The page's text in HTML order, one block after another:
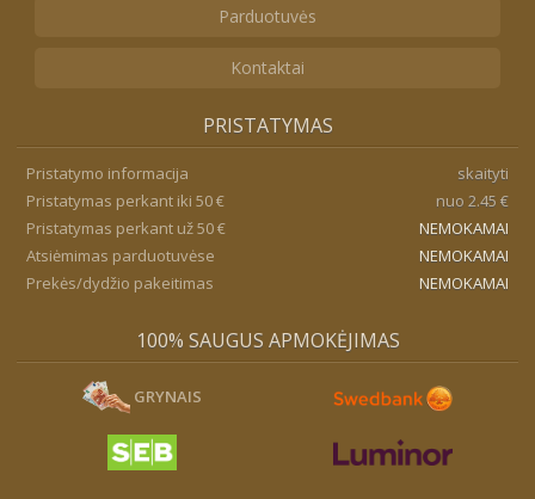
Parduotuvės
Kontaktai
PRISTATYMAS
Pristatymo informacija
skaityti
Pristatymas perkant iki 50 €
nuo 2.45 €
Pristatymas perkant už 50 €
NEMOKAMAI
Atsiėmimas parduotuvėse
NEMOKAMAI
Prekės/dydžio pakeitimas
NEMOKAMAI
100% SAUGUS APMOKĖJIMAS
GRYNAIS